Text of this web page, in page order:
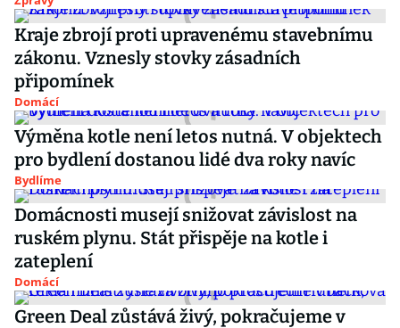
Kraje zbrojí proti upravenému stavebnímu
zákonu. Vznesly stovky zásadních
připomínek
Domácí
Výměna kotle není letos nutná. V objektech
pro bydlení dostanou lidé dva roky navíc
Bydlíme
Domácnosti musejí snižovat závislost na
ruském plynu. Stát přispěje na kotle i
zateplení
Domácí
Green Deal zůstává živý, pokračujeme v